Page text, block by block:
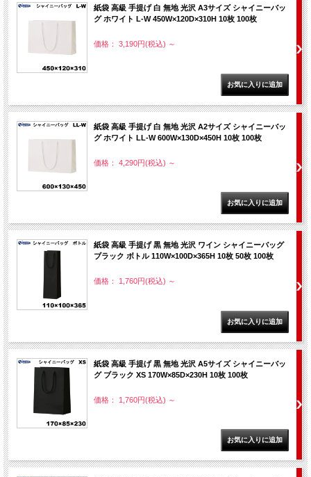
紙袋 高級 手提げ 白 無地 光沢 A3サイズ シャイニーバッ
グ ホワイト L-W 450W×120D×310H 10枚 100枚
価格： 3,190円(税込) ～
紙袋 高級 手提げ 白 無地 光沢 A2サイズ シャイニーバッ
グ ホワイト LL-W 600W×130D×450H 10枚 100枚
価格： 4,290円(税込) ～
紙袋 高級 手提げ 黒 無地 光沢 ワイン シャイニーバッグ
ブラック ボトル 110W×100D×365H 10枚 50枚 100枚
価格： 1,760円(税込) ～
紙袋 高級 手提げ 黒 無地 光沢 A5サイズ シャイニーバッ
グ ブラック XS 170W×85D×230H 10枚 100枚
価格： 1,760円(税込) ～